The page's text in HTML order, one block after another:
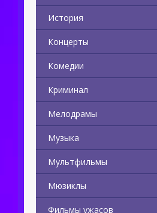
История
Концерты
Комедии
Криминал
Мелодрамы
Музыка
Мультфильмы
Мюзиклы
Фильмы ужасов